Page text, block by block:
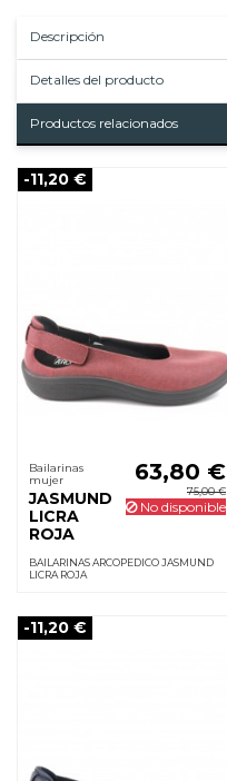
Descripción
Detalles del producto
Productos relacionados
-11,20 €
Bailarinas
mujer
JASMUND
LICRA
ROJA
63,80 €
75,00 €
No disponible
BAILARINAS ARCOPEDICO JASMUND
LICRA ROJA
-11,20 €